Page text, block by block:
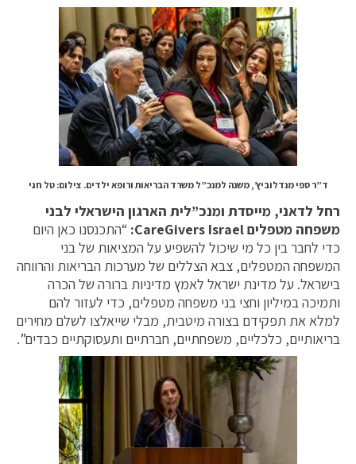
ד”ר ספי מנדלוביץ’, משנה למנכ”ל משרד הבריאות ורופא ילדים. צילום: טל חגי
רחל לדאני, מייסדת ומנכ”לית הארגון הישראלי לבני
משפחה מטפליםCareGivers Israel: “התכנסנו כאן היום
כדי לחבר בין כל מי שיכול להשפיע על המציאות של בני
המשפחה המטפלים, צבא הצללים של מערכות הבריאות והרווחה
בישראל. על מדינת ישראל לאמץ מדיניות ברורה של הכרה
ותמיכה במיליון וחצי בני משפחה מטפלים, כדי לעזור להם
למלא את תפקידם בצורה מיטבית, מבלי שייאלצו לשלם מחירים
בריאותיים, כלכליים, משפחתיים, חברתיים ותעסוקתיים כבדים”.